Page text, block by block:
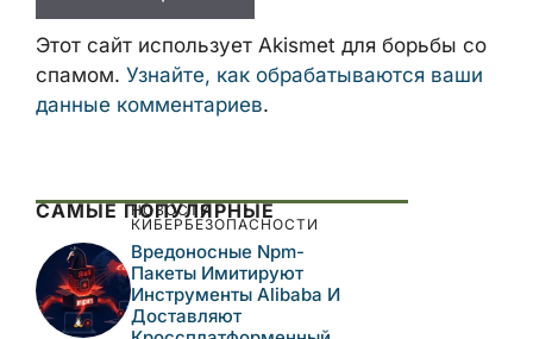
Сохранить моё имя, email и адрес сайта
в этом браузере для последующих моих
комментариев.
Этот сайт использует Akismet для борьбы
со спамом.Узнайте, как обрабатываются
ваши данные комментариев